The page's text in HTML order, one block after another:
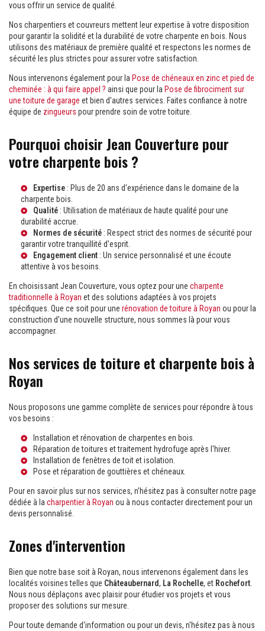
vous offrir un service de qualité.
Nos charpentiers et couvreurs mettent leur expertise à votre disposition
pour garantir la solidité et la durabilité de votre charpente en bois. Nous
utilisons des matériaux de première qualité et respectons les normes de
sécurité les plus strictes pour assurer votre satisfaction.
Nous intervenons également pour la Pose de chéneaux en zinc et pied de
cheminée : à qui faire appel ? ainsi que pour la Pose de fibrociment sur
une toiture de garage et bien d'autres services. Faites confiance à notre
équipe de zingueurs pour prendre soin de votre toiture.
Pourquoi choisir Jean Couverture pour
votre charpente bois ?
Expertise : Plus de 20 ans d'expérience dans le domaine de la
charpente bois.
Qualité : Utilisation de matériaux de haute qualité pour une
durabilité accrue.
Normes de sécurité : Respect strict des normes de sécurité pour
garantir votre tranquillité d'esprit.
Engagement client : Un service personnalisé et une écoute
attentive à vos besoins.
En choisissant Jean Couverture, vous optez pour une charpente
traditionnelle à Royan et des solutions adaptées à vos projets
spécifiques. Que ce soit pour une rénovation de toiture à Royan ou pour la
construction d'une nouvelle structure, nous sommes là pour vous
accompagner.
Nos services de toiture et charpente bois à
Royan
Nous proposons une gamme complète de services pour répondre à tous
vos besoins :
Installation et rénovation de charpentes en bois.
Réparation de toitures et traitement hydrofuge après l'hiver.
Installation de fenêtres de toit et isolation.
Pose et réparation de gouttières et chéneaux.
Pour en savoir plus sur nos services, n'hésitez pas à consulter notre page
dédiée à lacharpentier à Royan ou à nous contacter directement pour un
devis personnalisé.
Zones d'intervention
Bien que notre base soit à Royan, nous intervenons également dans les
localités voisines telles que Châteaubernard, La Rochelle, et Rochefort.
Nous nous déplaçons avec plaisir pour étudier vos projets et vous
proposer des solutions sur mesure.
Pour toute demande d'information ou pour un devis, n'hésitez pas à nous